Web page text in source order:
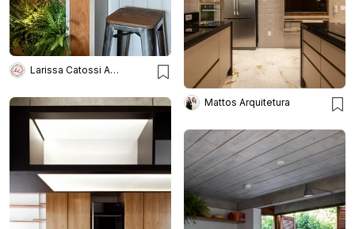
Larissa Catossi Arquiteta
Mattos Arquitetura